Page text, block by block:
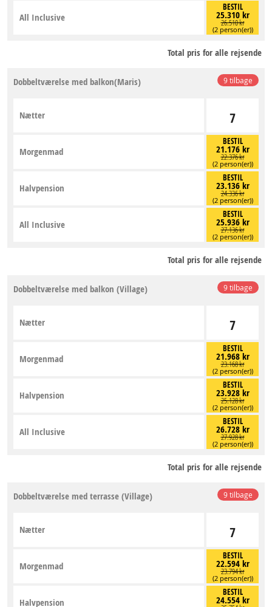
BESTIL
25.310 kr
26.510 kr
(2 person(er))
All Inclusive
Total pris for alle rejsende
9 tilbage
Dobbeltværelse med balkon(Maris)
7
Nætter
BESTIL
21.176 kr
22.376 kr
(2 person(er))
Morgenmad
BESTIL
23.136 kr
24.336 kr
(2 person(er))
Halvpension
BESTIL
25.936 kr
27.136 kr
(2 person(er))
All Inclusive
Total pris for alle rejsende
9 tilbage
Dobbeltværelse med balkon (Village)
7
Nætter
BESTIL
21.968 kr
23.168 kr
(2 person(er))
Morgenmad
BESTIL
23.928 kr
25.128 kr
(2 person(er))
Halvpension
BESTIL
26.728 kr
27.928 kr
(2 person(er))
All Inclusive
Total pris for alle rejsende
9 tilbage
Dobbeltværelse med terrasse (Village)
7
Nætter
BESTIL
22.594 kr
23.794 kr
(2 person(er))
Morgenmad
BESTIL
24.554 kr
Halvpension